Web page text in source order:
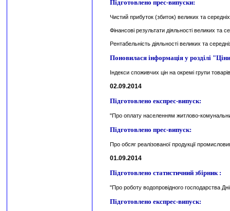
Підготовлено прес-випуски:
Чистий прибуток (збиток) великих та
Фінансові результати діяльності великих та
Рентабельність діяльності великих та
Поновилася інформація у розділі
Індекси споживчих цін на окремі групи
02.09.2014
Підготовлено експрес-випуск:
"Про оплату населенням житлово-
Підготовлено прес-випуск:
Про обсяг реалізованої продукції
01.09.2014
Підготовлено статиcтичний збірник :
"Про роботу водопровідного господарства
Підготовлено експрес-випуск: